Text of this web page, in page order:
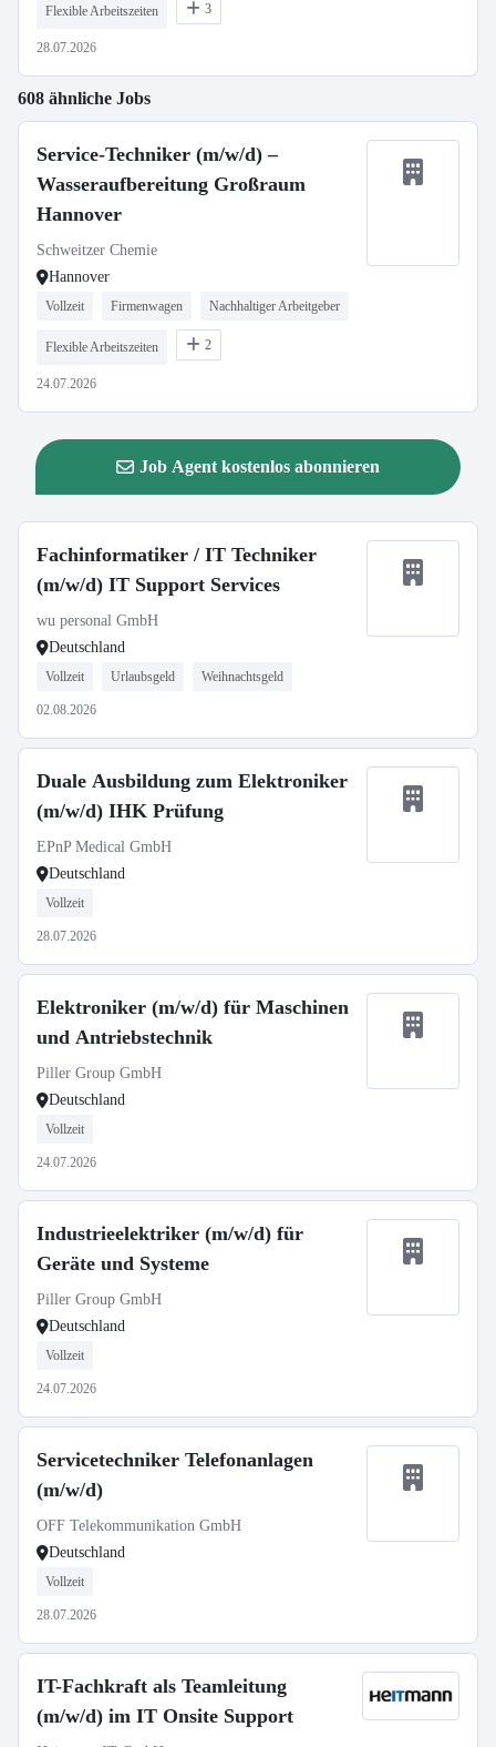
Flexible Arbeitszeiten 3
28.07.2026
608 ähnliche Jobs
Service-Techniker (m/w/d) –
Wasseraufbereitung Großraum
Hannover
Schweitzer Chemie
Hannover
Vollzeit Firmenwagen Nachhaltiger Arbeitgeber
Flexible Arbeitszeiten 2
24.07.2026
Job Agent kostenlos abonnieren
Fachinformatiker / IT Techniker
(m/w/d) IT Support Services
wu personal GmbH
Deutschland
Vollzeit Urlaubsgeld Weihnachtsgeld
02.08.2026
Duale Ausbildung zum Elektroniker
(m/w/d) IHK Prüfung
EPnP Medical GmbH
Deutschland
Vollzeit
28.07.2026
Elektroniker (m/w/d) für Maschinen
und Antriebstechnik
Piller Group GmbH
Deutschland
Vollzeit
24.07.2026
Industrieelektriker (m/w/d) für
Geräte und Systeme
Piller Group GmbH
Deutschland
Vollzeit
24.07.2026
Servicetechniker Telefonanlagen
(m/w/d)
OFF Telekommunikation GmbH
Deutschland
Vollzeit
28.07.2026
IT-Fachkraft als Teamleitung
(m/w/d) im IT Onsite Support